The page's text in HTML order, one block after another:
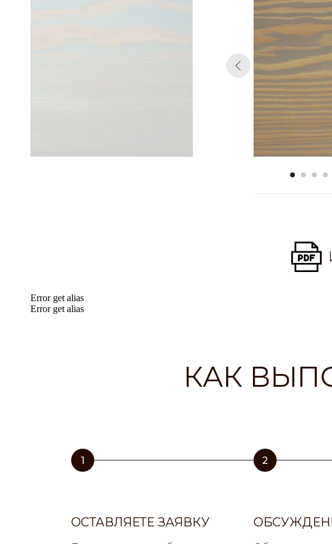
Error get alias
Error get alias
КАК
1
ОСТАВЛЯЕТЕ ЗАЯВКУ
2